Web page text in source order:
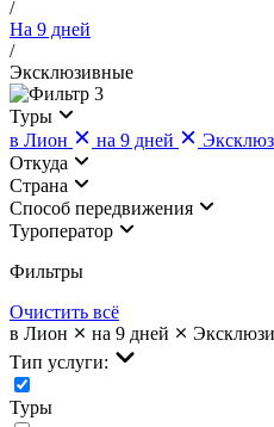
/
На 9 дней
/
Эксклюзивные
3
Туры
в Лион
на 9 дней
Откуда
Страна
Cпособ передвижения
Туроператор
Фильтры
Очистить всё
в Лион
на 9 дней
Тип услуги:
Туры